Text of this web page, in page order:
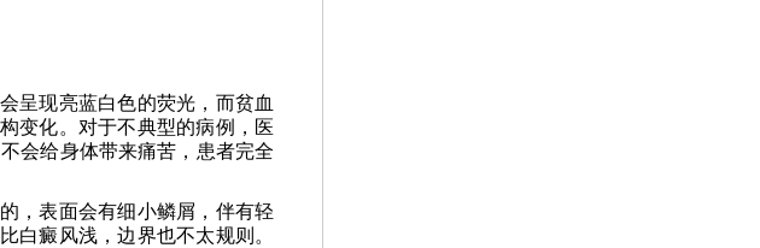
呈现亮蓝白色的荧光，而贫血
变化。对于不典型的病例，医
会给身体带来痛苦，患者完全
，表面会有细小鳞屑，伴有轻
白癜风浅，边界也不太规则。